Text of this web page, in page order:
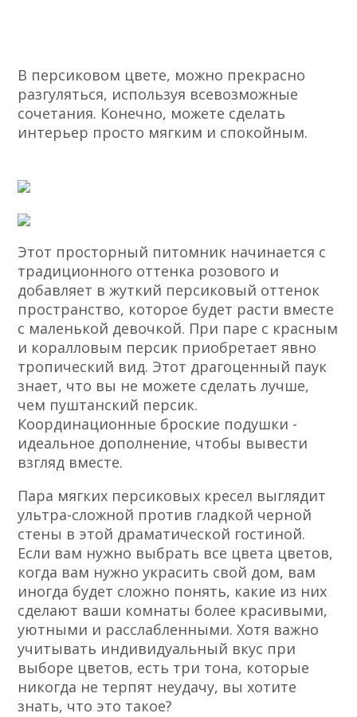
В персиковом цвете, можно прекрасно
разгуляться, используя всевозможные
сочетания. Конечно, можете сделать
интерьер просто мягким и спокойным.
Этот просторный питомник начинается с
традиционного оттенка розового и
добавляет в жуткий персиковый оттенок
пространство, которое будет расти вместе
с маленькой девочкой. При паре с красным
и коралловым персик приобретает явно
тропический вид. Этот драгоценный паук
знает, что вы не можете сделать лучше,
чем пуштанский персик.
Координационные броские подушки -
идеальное дополнение, чтобы вывести
взгляд вместе.
Пара мягких персиковых кресел выглядит
ультра-сложной против гладкой черной
стены в этой драматической гостиной.
Если вам нужно выбрать все цвета цветов,
когда вам нужно украсить свой дом, вам
иногда будет сложно понять, какие из них
сделают ваши комнаты более красивыми,
уютными и расслабленными. Хотя важно
учитывать индивидуальный вкус при
выборе цветов, есть три тона, которые
никогда не терпят неудачу, вы хотите
знать, что это такое?